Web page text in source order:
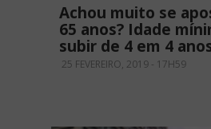
Achou muito se
65 anos? Idade
subir de 4 em 4
25 FEVEREIRO, 2019 - 17H59